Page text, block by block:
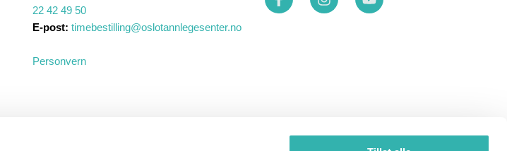
22 42 49 50
E-post: timebestilling@oslotannlegesenter.no
Personvern